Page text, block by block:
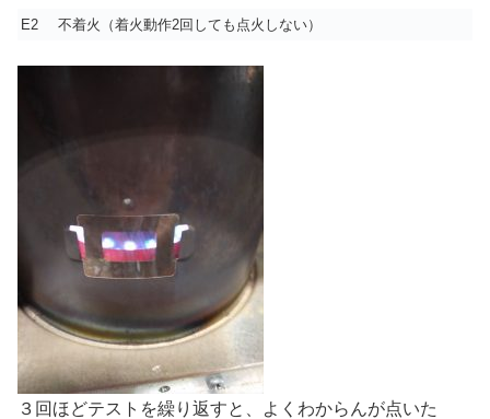
E2 不着火（着火動作2回しても点火しない）
３回ほどテストを繰り返すと、よくわからんが点いた